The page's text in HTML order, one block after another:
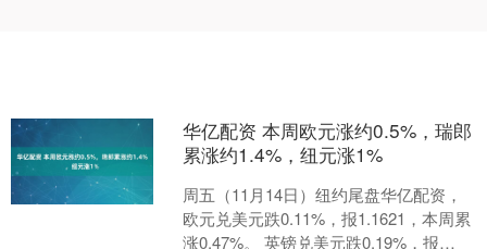
华亿配资 本周欧元涨约0.5%，瑞郎
累涨约1.4%，纽元涨1%
周五（11月14日）纽约尾盘华亿配资，
欧元兑美元跌0.11%，报1.1621，本周累
涨0.47%。 英镑兑美元跌0.19%，报